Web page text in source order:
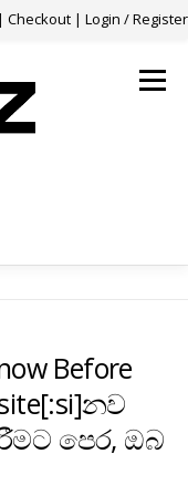
Menu
Before
පෙර, ඔබ
| Checkout | Login / Register